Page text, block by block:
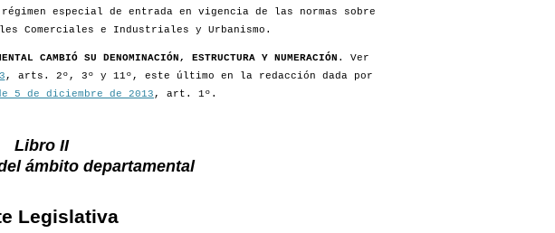
especial de entrada en vigencia de las normas sobre
Comerciales e Industriales y Urbanismo.
CAMBIÓ SU DENOMINACIÓN, ESTRUCTURA Y NUMERACIÓN . Ver
, arts. 2º, 3º y 11º, este último en la redacción dada por
5 de diciembre de 2013 , art. 1º.
Libro II
ámbito departamental
Legislativa